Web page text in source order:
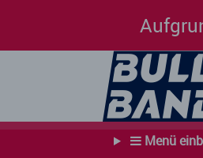
Menü
Aufgrund